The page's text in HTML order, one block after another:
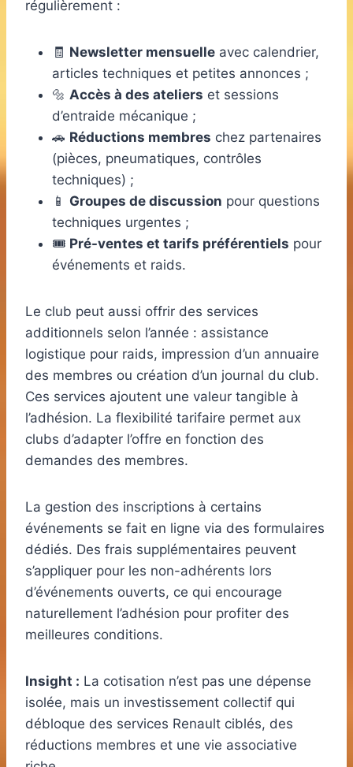
régulièrement :
🧾 Newsletter mensuelle avec calendrier,
articles techniques et petites annonces ;
🔩 Accès à des ateliers et sessions
d’entraide mécanique ;
🚗 Réductions membres chez partenaires
(pièces, pneumatiques, contrôles
techniques) ;
📱 Groupes de discussion pour questions
techniques urgentes ;
🎟️ Pré-ventes et tarifs préférentiels pour
événements et raids.
Le club peut aussi offrir des services
additionnels selon l’année : assistance
logistique pour raids, impression d’un annuaire
des membres ou création d’un journal du club.
Ces services ajoutent une valeur tangible à
l’adhésion. La flexibilité tarifaire permet aux
clubs d’adapter l’offre en fonction des
demandes des membres.
La gestion des inscriptions à certains
événements se fait en ligne via des formulaires
dédiés. Des frais supplémentaires peuvent
s’appliquer pour les non-adhérents lors
d’événements ouverts, ce qui encourage
naturellement l’adhésion pour profiter des
meilleures conditions.
Insight : La cotisation n’est pas une dépense
isolée, mais un investissement collectif qui
débloque des services Renault ciblés, des
réductions membres et une vie associative